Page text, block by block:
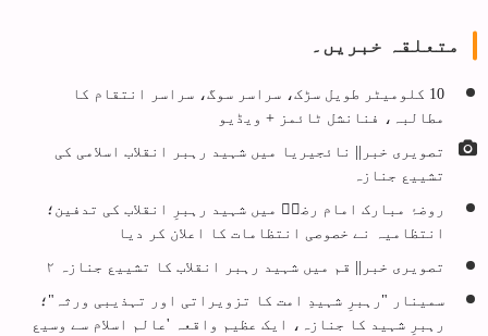
متعلقہ خبریں۔
10 کلومیٹر طویل سڑک، سراسر سوگ، سراسر انتقام کا
مطالبہ، فنانشل ٹائمز + ویڈیو
تصویری خبر|| نائجیریا میں شہید رہبر انقلاب اسلامی کی
تشییع جنازہ
روضۂ مبارک امام رضاؑ میں شہید رہبرِ انقلاب کی تدفین؛
انتظامیہ نے خصوصی انتظامات کا اعلان کر دیا
تصویری خبر|| قم میں شہید رہبر انقلاب کا تشییع جنازہ ۲
سمینار "رہبرِ شہیدِ امت کا تزویراتی اور تہذیبی ورثہ"؛
رہبرِ شہید کا جنازہ، ایک عظیم واقعہ 'عالم اسلام سے وسیع